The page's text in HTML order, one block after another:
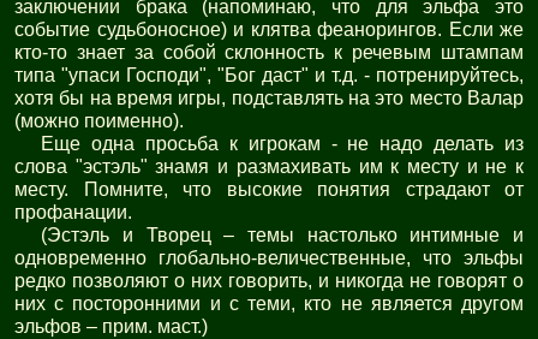
заключении брака (напоминаю, что для эльфа это
событие судьбоносное) и клятва феанорингов. Если же
кто-то знает за собой склонность к речевым штампам
типа "упаси Господи", "Бог даст" и т.д. - потренируйтесь,
хотя бы на время игры, подставлять на это место Валар
(можно поименно).
Еще одна просьба к игрокам - не надо делать из
слова "эстэль" знамя и размахивать им к месту и не к
месту. Помните, что высокие понятия страдают от
профанации.
(Эстэль и Творец – темы настолько интимные и
одновременно глобально-величественные, что эльфы
редко позволяют о них говорить, и никогда не говорят о
них с посторонними и с теми, кто не является другом
эльфов – прим. маст.)